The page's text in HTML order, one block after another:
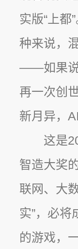
实版“上都
种来说，
——如果说
再一次创
新月异，
这是
智造大奖
联网、大
实”，必
的游戏，